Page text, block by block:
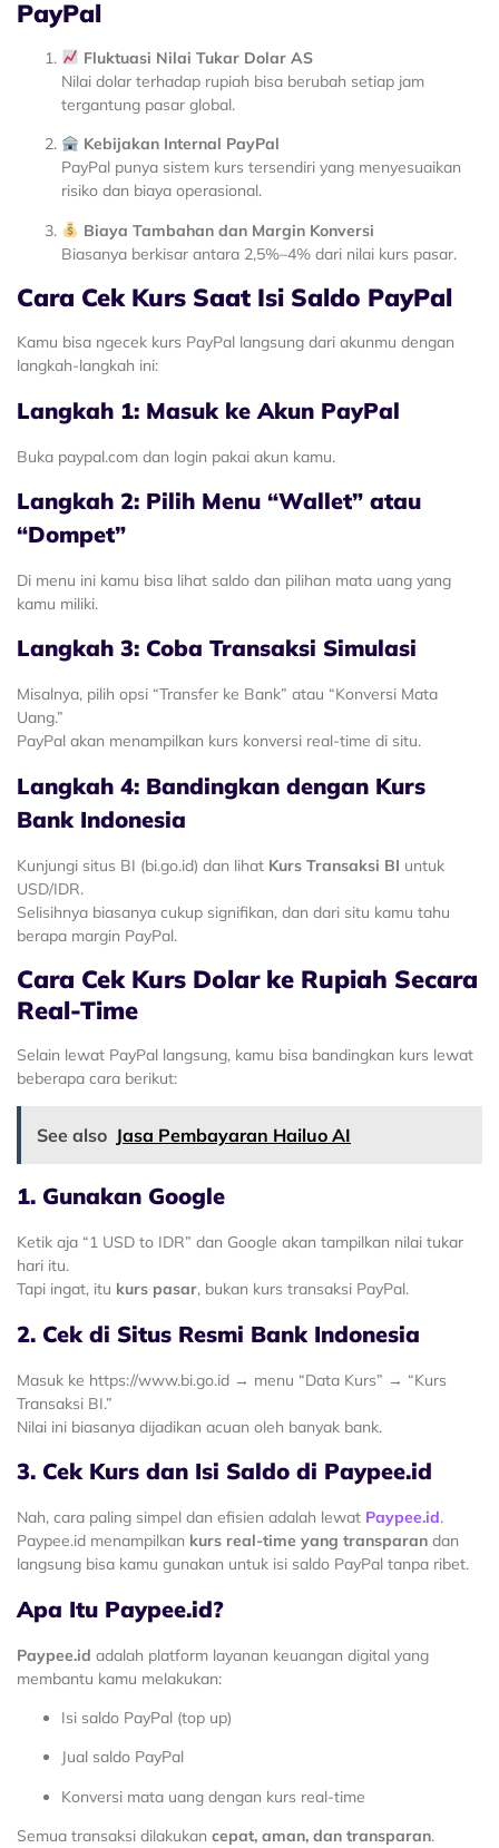
PayPal
Fluktuasi Nilai Tukar Dolar AS
Nilai dolar terhadap rupiah bisa berubah setiap jam
tergantung pasar global.
Kebijakan Internal PayPal
PayPal punya sistem kurs tersendiri yang menyesuaikan
risiko dan biaya operasional.
Biaya Tambahan dan Margin Konversi
Biasanya berkisar antara 2,5%–4% dari nilai kurs pasar.
Cara Cek Kurs Saat Isi Saldo PayPal
Kamu bisa ngecek kurs PayPal langsung dari akunmu dengan
langkah-langkah ini:
Langkah 1: Masuk ke Akun PayPal
Buka paypal.com dan login pakai akun kamu.
Langkah 2: Pilih Menu “Wallet” atau
“Dompet”
Di menu ini kamu bisa lihat saldo dan pilihan mata uang yang
kamu miliki.
Langkah 3: Coba Transaksi Simulasi
Misalnya, pilih opsi “Transfer ke Bank” atau “Konversi Mata
Uang.”
PayPal akan menampilkan kurs konversi real-time di situ.
Langkah 4: Bandingkan dengan Kurs
Bank Indonesia
Kunjungi situs BI (bi.go.id) dan lihat Kurs Transaksi BI untuk
USD/IDR.
Selisihnya biasanya cukup signifikan, dan dari situ kamu tahu
berapa margin PayPal.
Cara Cek Kurs Dolar ke Rupiah Secara
Real-Time
Selain lewat PayPal langsung, kamu bisa bandingkan kurs lewat
beberapa cara berikut:
See also Jasa Pembayaran Hailuo AI
1. Gunakan Google
Ketik aja “1 USD to IDR” dan Google akan tampilkan nilai tukar
hari itu.
Tapi ingat, itu kurs pasar, bukan kurs transaksi PayPal.
2. Cek di Situs Resmi Bank Indonesia
Masuk ke https://www.bi.go.id → menu “Data Kurs” → “Kurs
Transaksi BI.”
Nilai ini biasanya dijadikan acuan oleh banyak bank.
3. Cek Kurs dan Isi Saldo di Paypee.id
Nah, cara paling simpel dan efisien adalah lewat Paypee.id.
Paypee.id menampilkan kurs real-time yang transparan dan
langsung bisa kamu gunakan untuk isi saldo PayPal tanpa ribet.
Apa Itu Paypee.id?
Paypee.id adalah platform layanan keuangan digital yang
membantu kamu melakukan:
Isi saldo PayPal (top up)
Jual saldo PayPal
Konversi mata uang dengan kurs real-time
Semua transaksi dilakukan cepat, aman, dan transparan.